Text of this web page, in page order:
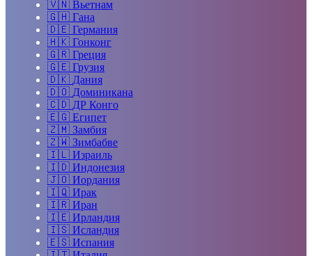
🇻🇳 Вьетнам
🇬🇭 Гана
🇩🇪 Германия
🇭🇰 Гонконг
🇬🇷 Греция
🇬🇪 Грузия
🇩🇰 Дания
🇩🇴 Доминикана
🇨🇩 ДР Конго
🇪🇬 Египет
🇿🇲 Замбия
🇿🇼 Зимбабве
🇮🇱 Израиль
🇮🇩 Индонезия
🇯🇴 Иордания
🇮🇶 Ирак
🇮🇷 Иран
🇮🇪 Ирландия
🇮🇸 Исландия
🇪🇸 Испания